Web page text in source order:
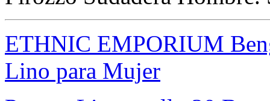
ETHNIC EMPORIUM
Lino para Mujer